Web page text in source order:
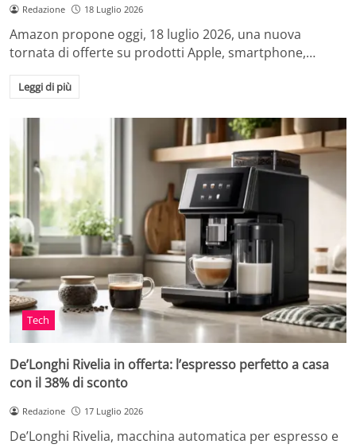
Redazione 18 Luglio 2026
Amazon propone oggi, 18 luglio 2026, una nuova
tornata di offerte su prodotti Apple, smartphone,…
Leggi di più
Tech
De’Longhi Rivelia in offerta: l’espresso perfetto a casa
con il 38% di sconto
Redazione 17 Luglio 2026
De’Longhi Rivelia, macchina automatica per espresso e